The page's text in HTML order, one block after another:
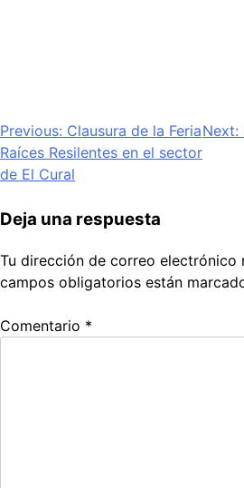
Navegación
de
Previous: Clausura de la Feria
Raíces Resilentes en el sector
de El Cural
Next:
Deja una respuesta
Tu dirección de correo electrónico
campos obligatorios están
Comentario *